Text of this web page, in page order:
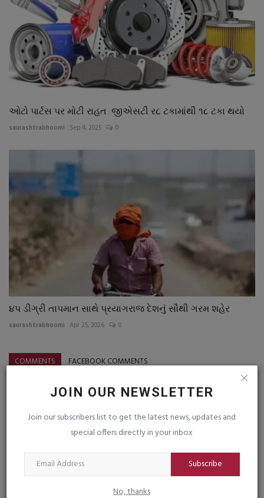
JOIN OUR NEWSLETTER
Join our subscribers list to get the latest news, updates and
special offers directly in your inbox
Subscribe
No, thanks
ઓટો પાર્ટસ પર મોટી રાહત જીએસટી ર૮ ટકામાંથી ૧૮ ટકા થયો
saurashtrabhoomi Sep 4, 2025 0
૪પ ડીગ્રી તાપમાન સાથે પ્રયાગરાજ દેશનું સૌથી ગરમ શહેર
saurashtrabhoomi Apr 25, 2026 0
COMMENTS FACEBOOK COMMENTS